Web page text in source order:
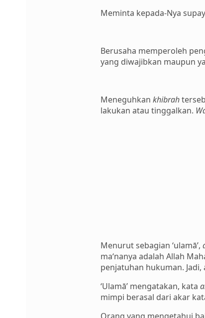
Meminta kepada-Nya
Berusaha memperoleh
yang diwajibkan maupun
Meneguhkan khibrah
lakukan atau tinggalkan.
Menurut sebagian ‘ulamā’,
ma‘nanya adalah Allah
penjatuhan hukuman.
‘Ulamā’ mengatakan, kata
mimpi berasal dari akar